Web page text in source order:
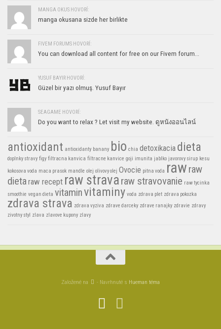
MANGA OKUS HOVORÍ:
manga okusana sizde her birlikte
FIVEM FORUMS HOVORÍ:
You can download all content for free on our Fivem forum...
YUSUF BAYIR HOVORÍ:
Güzel bir yazı olmuş. Yusuf Bayır
SEAGAME HOVORÍ:
Do you want to relax ? Let visit my website. ดูหนังออนไลน์
antioxidant antioxidanty banany bio chia detoxikacia dieta
doplnky stravy figy filtracna kanvica filtracne kanvice goji imunita jablko javorovy sirup kesu
kokosova voda maca prasok mandle olej olivovy olej Ovocie pitna voda raw raw
dietaraw recept raw strava raw stravovanie raw tycinka
smoothie vegan dieta vitaminvitaminy voda zdrava plet zdrava pokozka
zdrava strava zdrava vyziva zdrave darceky zdrave ranajky zdravie zdravy
zivotny styl zlava zlavove kupony zlavy
Založené na - Navrhnuté s Hueman téma